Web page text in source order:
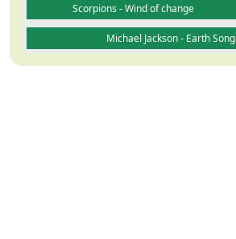
Scorpions - Wind of change
Michael Jackson - Earth Song